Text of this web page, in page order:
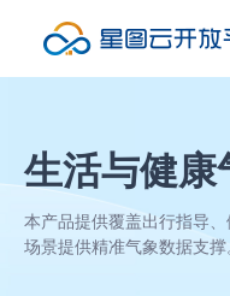
生活与健康
本产品提供覆盖出行指导
场景提供精准气象数据支撑